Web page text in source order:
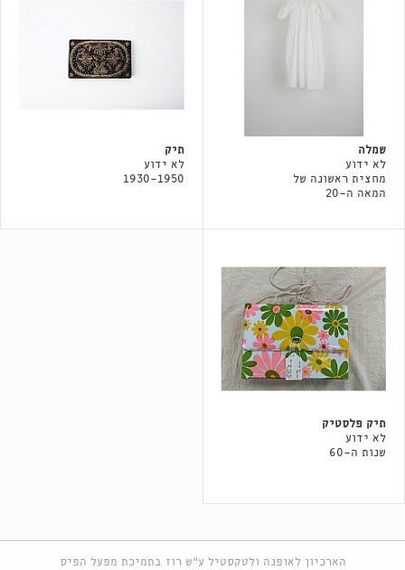
שמלה
לא ידוע
מחצית ראשונה של
המאה ה-20
תיק
לא ידוע
1930-1950
תיק פלסטיק
לא ידוע
שנות ה-60
הארכיון לאופנה ולטקסטיל ע"ש רוז בתמיכת מפעל הפיס